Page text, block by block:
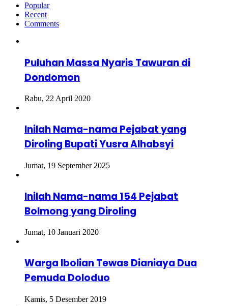
Popular
Recent
Comments
Puluhan Massa Nyaris Tawuran di
Dondomon
Rabu, 22 April 2020
Inilah Nama-nama Pejabat yang
Diroling Bupati Yusra Alhabsyi
Jumat, 19 September 2025
Inilah Nama-nama 154 Pejabat
Bolmong yang Diroling
Jumat, 10 Januari 2020
Warga Ibolian Tewas Dianiaya Dua
Pemuda Doloduo
Kamis, 5 Desember 2019